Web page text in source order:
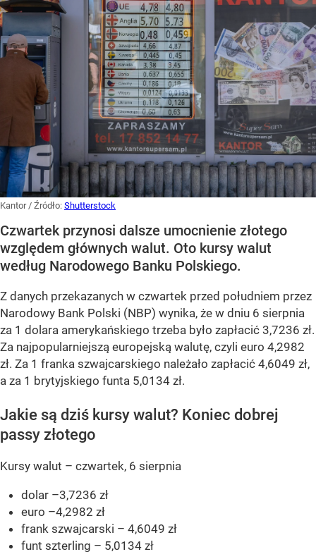
Kantor / Źródło: Shutterstock
Czwartek przynosi dalsze umocnienie złotego
względem głównych walut. Oto kursy walut
według Narodowego Banku Polskiego.
Z danych przekazanych w czwartek przed południem przez
Narodowy Bank Polski (NBP) wynika, że w dniu 6 sierpnia
za 1 dolara amerykańskiego trzeba było zapłacić 3,7236 zł.
Za najpopularniejszą europejską walutę, czyli euro 4,2982
zł. Za 1 franka szwajcarskiego należało zapłacić 4,6049 zł,
a za 1 brytyjskiego funta 5,0134 zł.
Jakie są dziś kursy walut? Koniec dobrej
passy złotego
Kursy walut – czwartek, 6 sierpnia
dolar –3,7236 zł
euro –4,2982 zł
frank szwajcarski – 4,6049 zł
funt szterling – 5,0134 zł